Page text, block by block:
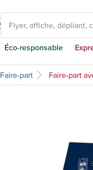
Flyer, affiche, dépliant,
Éco-responsable
Faire-part Faire-part